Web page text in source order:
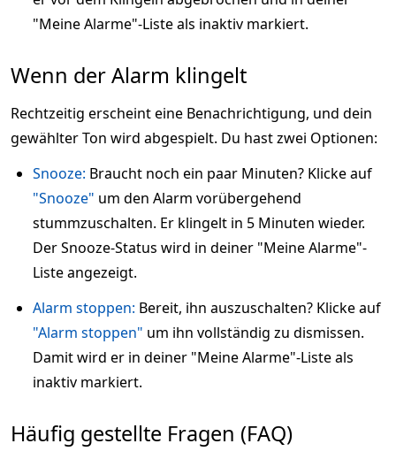
"Meine Alarme"-Liste als inaktiv markiert.
Wenn der Alarm klingelt
Rechtzeitig erscheint eine Benachrichtigung, und dein
gewählter Ton wird abgespielt. Du hast zwei Optionen:
Snooze: Braucht noch ein paar Minuten? Klicke auf
"Snooze" um den Alarm vorübergehend
stummzuschalten. Er klingelt in 5 Minuten wieder.
Der Snooze-Status wird in deiner "Meine Alarme"-
Liste angezeigt.
Alarm stoppen: Bereit, ihn auszuschalten? Klicke auf
"Alarm stoppen" um ihn vollständig zu dismissen.
Damit wird er in deiner "Meine Alarme"-Liste als
inaktiv markiert.
Häufig gestellte Fragen (FAQ)